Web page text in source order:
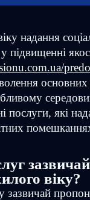
надання
підвищенні
послуги, які
віку?
зазвичай